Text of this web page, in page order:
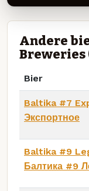
Andere
Breweries
Bier
Baltika #7
Экспортное
Baltika #9
Балтика #9